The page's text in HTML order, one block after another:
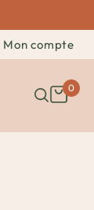
Mon compte
0